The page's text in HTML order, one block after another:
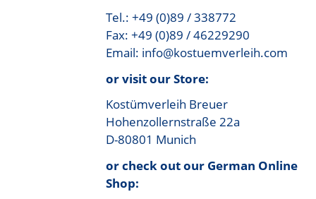
Tel.: +49 (0)89 / 338772
Fax: +49 (0)89 / 46229290
Email: info@kostuemverleih.com
or visit our Store:
Kostümverleih Breuer
Hohenzollernstraße 22a
D-80801 Munich
or check out our German Online
Shop: